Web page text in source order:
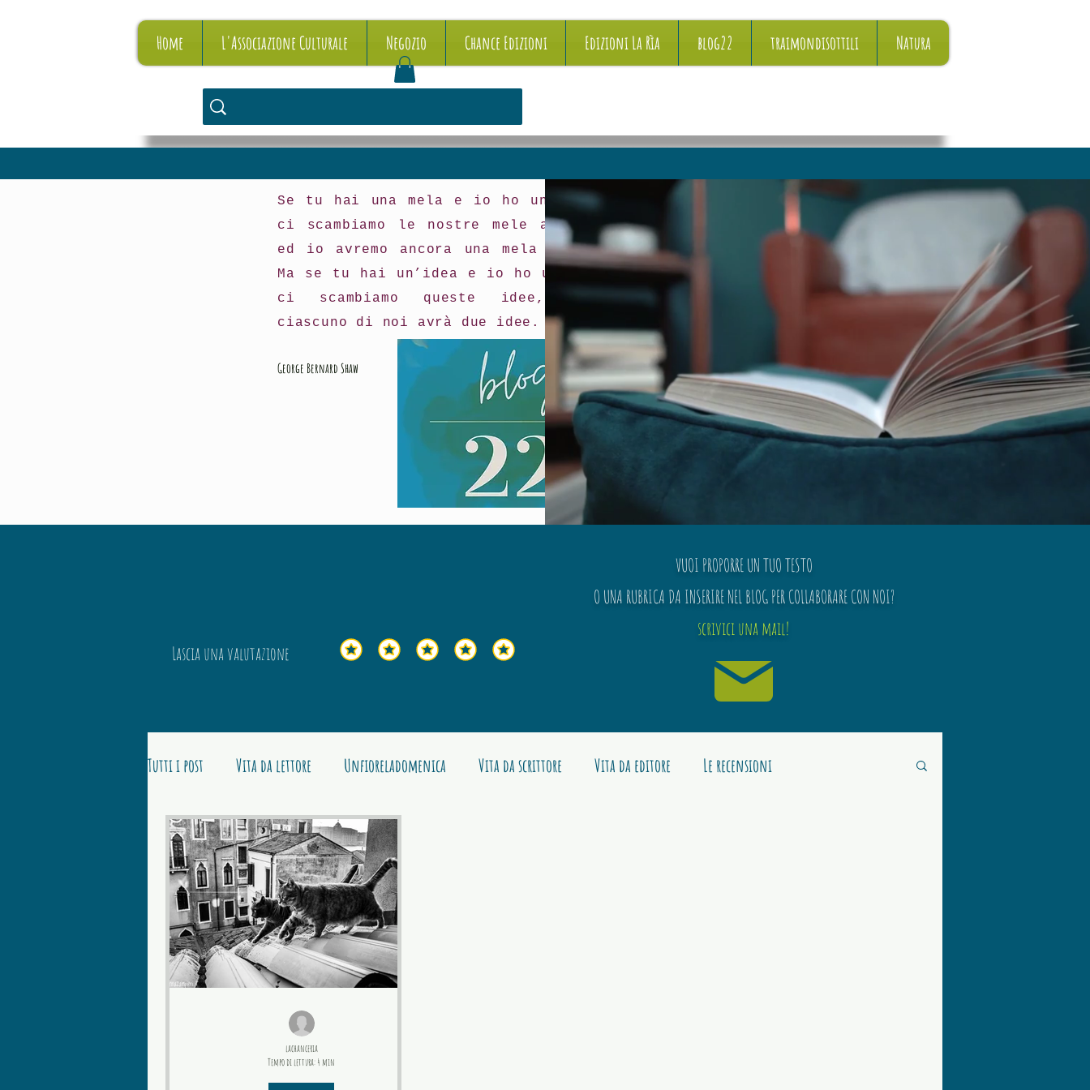
Home L'Associazione Culturale Negozio Chance Edizioni Edizioni La Rìa blog22 traimondisottili Natura
Se tu hai una mela e io ho una mela e
ci scambiamo le nostre mele allora tu
ed io avremo ancora una mela a testa.
Ma se tu hai un’idea e io ho un’idea e
ci scambiamo queste idee, allora
ciascuno di noi avrà due idee.
George Bernard Shaw
Lascia una valutazione
VUOI PROPORRE UN TUO TESTO
O UNA RUBRICA DA INSERIRE NEL BLOG PER COLLABORARE CON NOI?
scrivici una mail!
Tutti i post Vita da lettore Unfioreladomenica Vita da scrittore Vita da editore Le recensioni
lachanceria
Tempo di lettura: 4 min